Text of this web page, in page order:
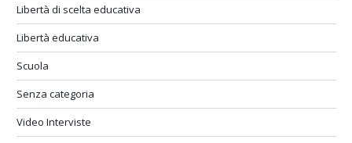
Libertà di scelta educativa
Libertà educativa
Scuola
Senza categoria
Video Interviste